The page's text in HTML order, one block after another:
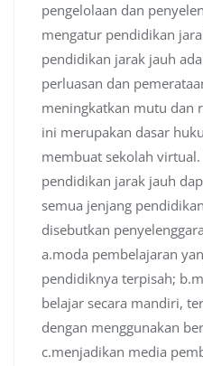
pengelolaan dan
mengatur pendidikan
pendidikan jarak jauh
perluasan dan
meningkatkan mutu dan
ini merupakan dasar
membuat sekolah
pendidikan jarak jauh
semua jenjang
disebutkan
a.moda pembelajaran
pendidiknya terpisah;
belajar secara mandiri,
dengan menggunakan
c.menjadikan media